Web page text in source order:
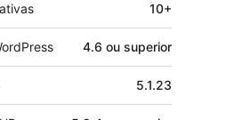
10+
4.6 ou superior
5.1.23